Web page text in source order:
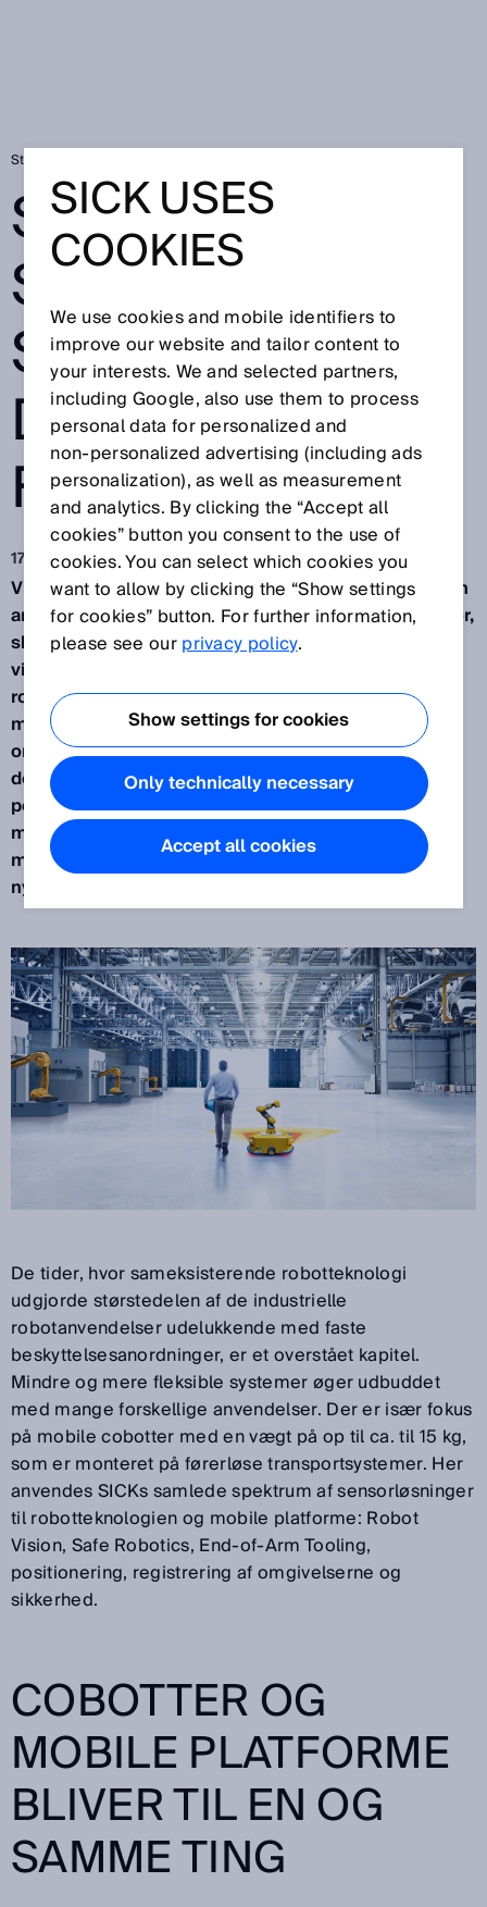
Startside
SENSORER
STYRER DE
SAMARBEJDEN
DE ROBOTTERS
FREMTID
17. sep. 2019
Videreudviklingen af små effektive robotter, der kan
anbringes fleksibelt og samarbejde med mennesker,
sker i en voldsom fart. Her er sensorer fra SICK en
vigtig faktor. Intelligente sensorer spiller en vigtig
rolle ved både justeringen og positioneringen af
mobile cobotter og den sikre overvågning af deres
omgivelser. Letvægtscobotter, der kører hen til
deres arbejdsposition på førerløse trucks og
positionerer sig selv, er den nyeste trend. På den
måde bliver fleksibelt arbejde uden indhegninger
mere og mere standard i robotteknologien og det
nye grundlag for velfungerende automatisering.
De tider, hvor sameksisterende robotteknologi
udgjorde størstedelen af de industrielle
robotanvendelser udelukkende med faste
beskyttelsesanordninger, er et overstået kapitel.
Mindre og mere fleksible systemer øger udbuddet
med mange forskellige anvendelser. Der er især fokus
på mobile cobotter med en vægt på op til ca. til 15 kg,
som er monteret på førerløse transportsystemer. Her
anvendes SICKs samlede spektrum af sensorløsninger
til robotteknologien og mobile platforme: Robot
Vision, Safe Robotics, End-of-Arm Tooling,
positionering, registrering af omgivelserne og
sikkerhed.
COBOTTER OG
MOBILE PLATFORME
BLIVER TIL EN OG
SAMME TING
SICK USES
COOKIES
We use cookies and mobile identifiers to
improve our website and tailor content to
your interests. We and selected partners,
including Google, also use them to process
personal data for personalized and
non‑personalized advertising (including ads
personalization), as well as measurement
and analytics. By clicking the “Accept all
cookies” button you consent to the use of
cookies. You can select which cookies you
want to allow by clicking the “Show settings
for cookies” button. For further information,
please see ourprivacy policy.
Show settings for cookies
Only technically necessary
Accept all cookies